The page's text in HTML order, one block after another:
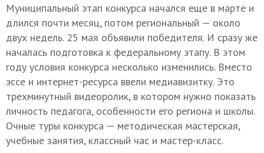
Муниципальный этап конкурса начался еще в марте и
длился почти месяц, потом региональный — около
двух недель. 25 мая объявили победителя. И сразу же
началась подготовка к федеральному этапу. В этом
году условия конкурса несколько изменились. Вместо
эссе и интернет-ресурса ввели медиавизитку. Это
трехминутный видеоролик, в котором нужно показать
личность педагога, особенности его региона и школы.
Очные туры конкурса — методическая мастерская,
учебные занятия, классный час и мастер-класс.